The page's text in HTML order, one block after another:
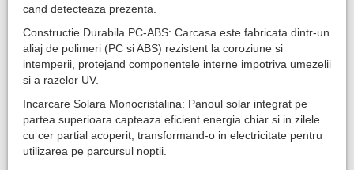
cand detecteaza prezenta.
Constructie Durabila PC-ABS: Carcasa este fabricata dintr-un
aliaj de polimeri (PC si ABS) rezistent la coroziune si
intemperii, protejand componentele interne impotriva umezelii
si a razelor UV.
Incarcare Solara Monocristalina: Panoul solar integrat pe
partea superioara capteaza eficient energia chiar si in zilele
cu cer partial acoperit, transformand-o in electricitate pentru
utilizarea pe parcursul noptii.